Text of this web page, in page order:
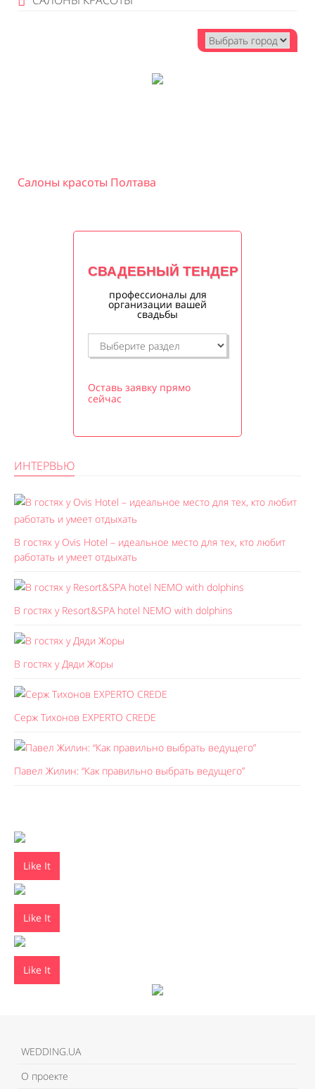
Салоны красоты Полтава
СВАДЕБНЫЙ ТЕНДЕР
профессионалы для
организации вашей
свадьбы
Оставь заявку прямо
сейчас
ИНТЕРВЬЮ
В гостях у Ovis Hotel – идеальное место для тех, кто любит
работать и умеет отдыхать
В гостях у Resort&SPA hotel NEMO with dolphins
В гостях у Дяди Жоры
Серж Тихонов EXPERTO CREDE
Павел Жилин: “Как правильно выбрать ведущего”
Like It
Like It
Like It
WEDDING.UA
О проекте